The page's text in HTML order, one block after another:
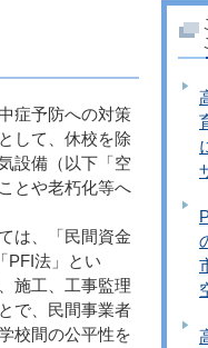
症予防への対策
して、休校を除
設備（以下「空
とや老朽化等へ
は、「民間資金
PFI法」とい
施工、工事監理
で、民間事業者
校間の公平性を